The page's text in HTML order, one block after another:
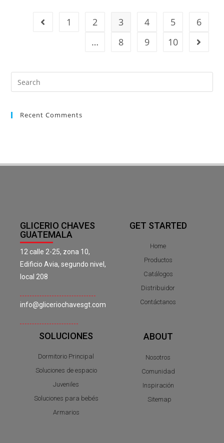
1 2 3 4 5
6
…
8 9 10
Recent Comments
GLICERIO CHAVES
GUATEMALA
12 calle 2-25, zona 10,
Edificio Avia, segundo nivel,
local 208
info@gliceriochavesgt.com
GET STARTED
Home
Productos
Catálogos
Distribuidor
Contáctanos
SOLUCIONES
Dormitorio Principal
Soluciones de espacio
Juveniles
Soluciones para bebés
Armarios
ABOUT
Nosotros
Comunidad
Inspiración
Sitemap